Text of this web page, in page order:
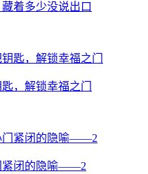
着多少没说出口
，解锁幸福之门
紧闭的隐喻——2